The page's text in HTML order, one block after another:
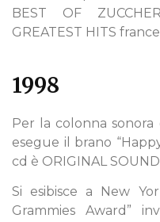
BEST OF
GREATEST HITS
1998
Per la colonna sonora
esegue il brano
cd è ORIGINAL
Si esibisce a New
Grammies Award”